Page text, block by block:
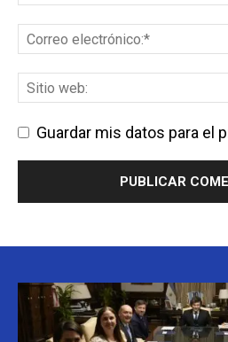
Guardar mis datos para el